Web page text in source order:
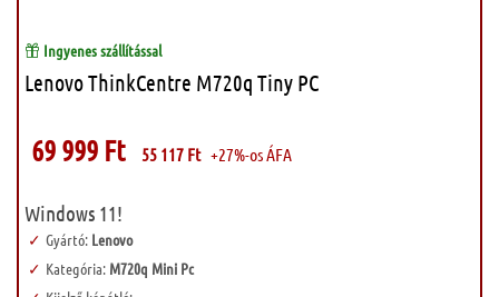
Ingyenes szállítással
Lenovo ThinkCentre M720q Tiny PC
69 999 Ft 55 117 Ft +27%-os ÁFA
Windows 11!
Gyártó:Lenovo
Kategória: M720q Mini Pc